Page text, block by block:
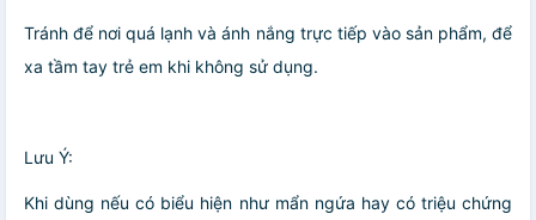
Tránh để nơi quá lạnh và ánh nắng trực tiếp vào sản phẩm, để
xa tầm tay trẻ em khi không sử dụng.
Lưu Ý:
Khi dùng nếu có biểu hiện như mẩn ngứa hay có triệu chứng